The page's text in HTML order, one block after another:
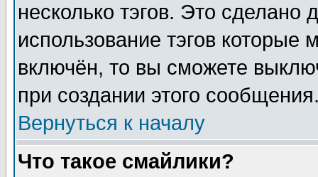
несколько тэгов. Это сделано
использование тэгов
включён, то вы сможете
при создании этого
Вернуться к началу
Что такое смайлики?